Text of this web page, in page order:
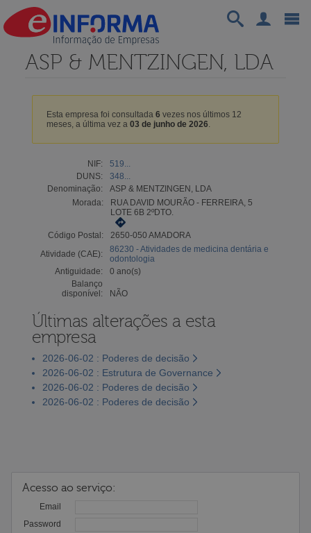
ASP & MENTZINGEN, LDA
Esta empresa foi consultada 6 vezes nos últimos 12
meses, a última vez a 03 de junho de 2026.
NIF:
519...
DUNS:
348...
Denominação:
ASP & MENTZINGEN, LDA
Morada:
RUA DAVID MOURÃO - FERREIRA, 5
LOTE 6B 2ºDTO.
Código Postal:
2650-050 AMADORA
Atividade (CAE):
86230 - Atividades de medicina dentária e
odontologia
Antiguidade:
0 ano(s)
Balanço
disponível:
NÃO
Últimas alterações a esta
empresa
2026-06-02 : Poderes de decisão
2026-06-02 : Estrutura de Governance
2026-06-02 : Poderes de decisão
2026-06-02 : Poderes de decisão
Acesso ao serviço:
Email
Password